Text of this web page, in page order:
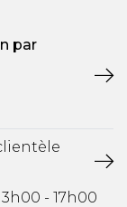
par
- 17h00